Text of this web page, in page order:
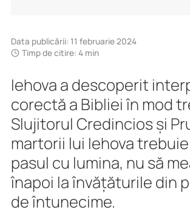
Data publicării: 11 februarie 2024
Timp de citire: 4 min
Iehova a descoperit
corectă a Bibliei în mod
Slujitorul Credincios și
martorii lui Iehova
pasul cu lumina, nu să
înapoi la învățăturile din
de întunecime.